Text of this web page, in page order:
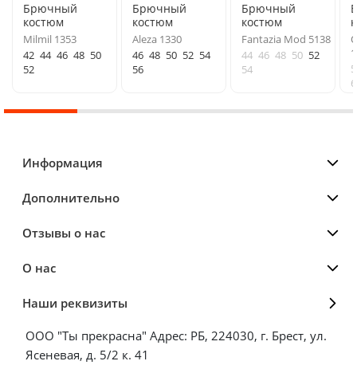
Брючный
костюм
Milmil 1353
42 44 46 48 50
52
Брючный
костюм
Aleza 1330
46 48 50 52 54
56
Брючный
костюм
Fantazia Mod 5138
44 46 48 50 52
54
Информация
Дополнительно
Отзывы о нас
О нас
Наши реквизиты
ООО "Ты прекрасна" Адрес: РБ, 224030, г. Брест, ул.
Ясеневая, д. 5/2 к. 41